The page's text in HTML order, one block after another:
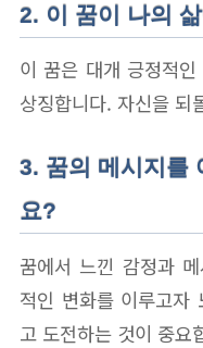
2. 이 꿈이 나의
이 꿈은 대개 긍정적
상징합니다. 자신을 되
3. 꿈의 메시지를
요?
꿈에서 느낀 감정과
적인 변화를 이루고자
고 도전하는 것이 중요